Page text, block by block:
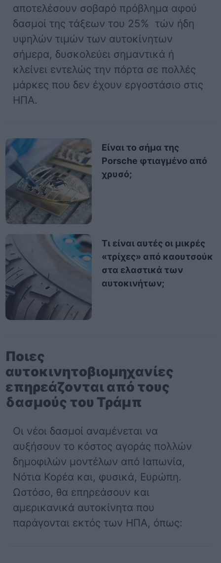
αποτελέσουν σοβαρό πρόβλημα αφού
δασμοί της τάξεων του 25% τών ήδη
υψηλών τιμών των αυτοκίνητων
σήμερα, δυσκολεύει σημαντικά ή
κλείνει εντελώς την πόρτα σε πολλές
μάρκες που δεν έχουν εργοστάσιο στις
ΗΠΑ.
Είναι το σήμα της
Porsche φτιαγμένο από
χρυσό;
Τι είναι αυτές οι μικρές
«τρίχες» από καουτσούκ
στα ελαστικά των
αυτοκινήτων;
Ποιες
αυτοκινητοβιομηχανίες
επηρεάζονται από τους
δασμούς του Τράμπ
Οι νέοι δασμοί αναμένεται να
αυξήσουν το κόστος αγοράς πολλών
δημοφιλών μοντέλων από Ιαπωνία,
Νότια Κορέα και, φυσικά, Ευρώπη.
Ωστόσο, θα επηρεάσουν και
αμερικανικά αυτοκίνητα που
παράγονται εκτός των ΗΠΑ, όπως: